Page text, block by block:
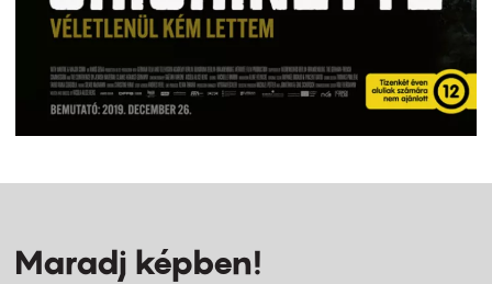
Maradj képben!